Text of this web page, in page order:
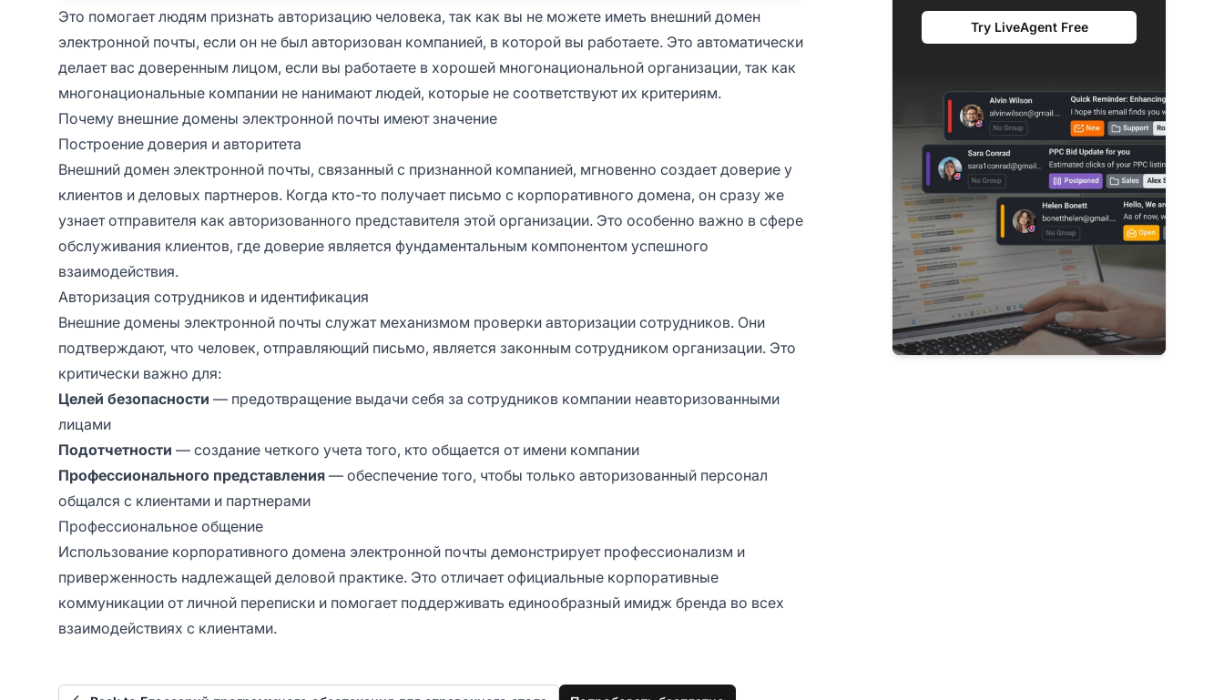
Это помогает людям признать авторизацию человека, так как вы не можете иметь внешний домен
электронной почты, если он не был авторизован компанией, в которой вы работаете. Это автоматически
делает вас доверенным лицом, если вы работаете в хорошей многонациональной организации, так как
многонациональные компании не нанимают людей, которые не соответствуют их критериям.
Почему внешние домены электронной почты имеют значение
Построение доверия и авторитета
Внешний домен электронной почты, связанный с признанной компанией, мгновенно создает доверие у
клиентов и деловых партнеров. Когда кто-то получает письмо с корпоративного домена, он сразу же
узнает отправителя как авторизованного представителя этой организации. Это особенно важно в сфере
обслуживания клиентов, где доверие является фундаментальным компонентом успешного
взаимодействия.
Авторизация сотрудников и идентификация
Внешние домены электронной почты служат механизмом проверки авторизации сотрудников. Они
подтверждают, что человек, отправляющий письмо, является законным сотрудником организации. Это
критически важно для:
Целей безопасности — предотвращение выдачи себя за сотрудников компании неавторизованными
лицами
Подотчетности — создание четкого учета того, кто общается от имени компании
Профессионального представления — обеспечение того, чтобы только авторизованный персонал
общался с клиентами и партнерами
Профессиональное общение
Использование корпоративного домена электронной почты демонстрирует профессионализм и
приверженность надлежащей деловой практике. Это отличает официальные корпоративные
коммуникации от личной переписки и помогает поддерживать единообразный имидж бренда во всех
взаимодействиях с клиентами.
Try LiveAgent Free